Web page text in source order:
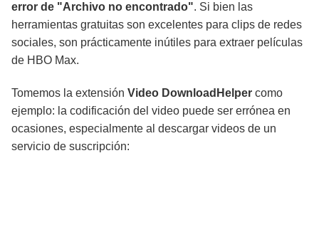
error de "Archivo no encontrado". Si bien las
herramientas gratuitas son excelentes para clips de redes
sociales, son prácticamente inútiles para extraer películas
de HBO Max.
Tomemos la extensión Video DownloadHelper como
ejemplo: la codificación del video puede ser errónea en
ocasiones, especialmente al descargar videos de un
servicio de suscripción: